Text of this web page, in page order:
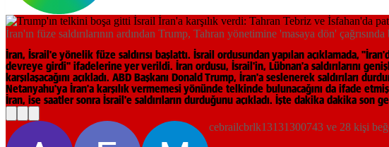
İran'ın füze saldırılarının ardından Trump, Tahran yönetimine 'masaya dön'
İran, İsrail'e yönelik füze saldırısı başlattı. İsrail ordusundan yapılan açıklamada,
devreye girdi" ifadelerine yer verildi. İran ordusu, İsrail'in, Lübnan'a saldırılarını
karşılaşacağını açıkladı. ABD Başkanı Donald Trump, İran'a seslenerek saldırıları
Netanyahu'ya İran'a karşılık vermemesi yönünde telkinde bulunacağını da ifade
İran, ise saatler sonra İsrail'e saldırıların durduğunu açıkladı. İşte dakika dakika son
cebrailcbrlk13131300743 ve 28 kişi